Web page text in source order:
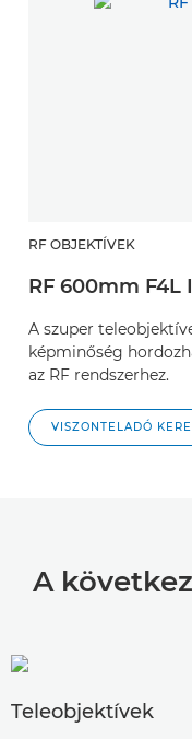
RF OBJEKTÍVEK
RF 600mm F4L
A szuper
képminőség
az RF rendszerhez.
VISZONTELADÓ
A
Teleobjektívek